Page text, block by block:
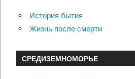
История бытия
Жизнь после смерти
СРЕДИЗЕМНОМОРЬЕ